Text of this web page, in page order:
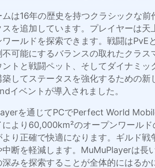
ムは16年の歴史を持つクラシックな
スを追加しています。プレイヤーは
ワールドを探索できます。戦闘は
不可能にするバランスの取れたクラ
トと戦闘ペット、そしてダイナミ
築してステータスを強化するための
イベントが導入されました。
を通じてPCでPerfect World
により60,000km²のオープンワール
より正確で快適になります。ギルド
中断を軽減します。MuMuPlayerは長
みを探索することが全体的にはるか